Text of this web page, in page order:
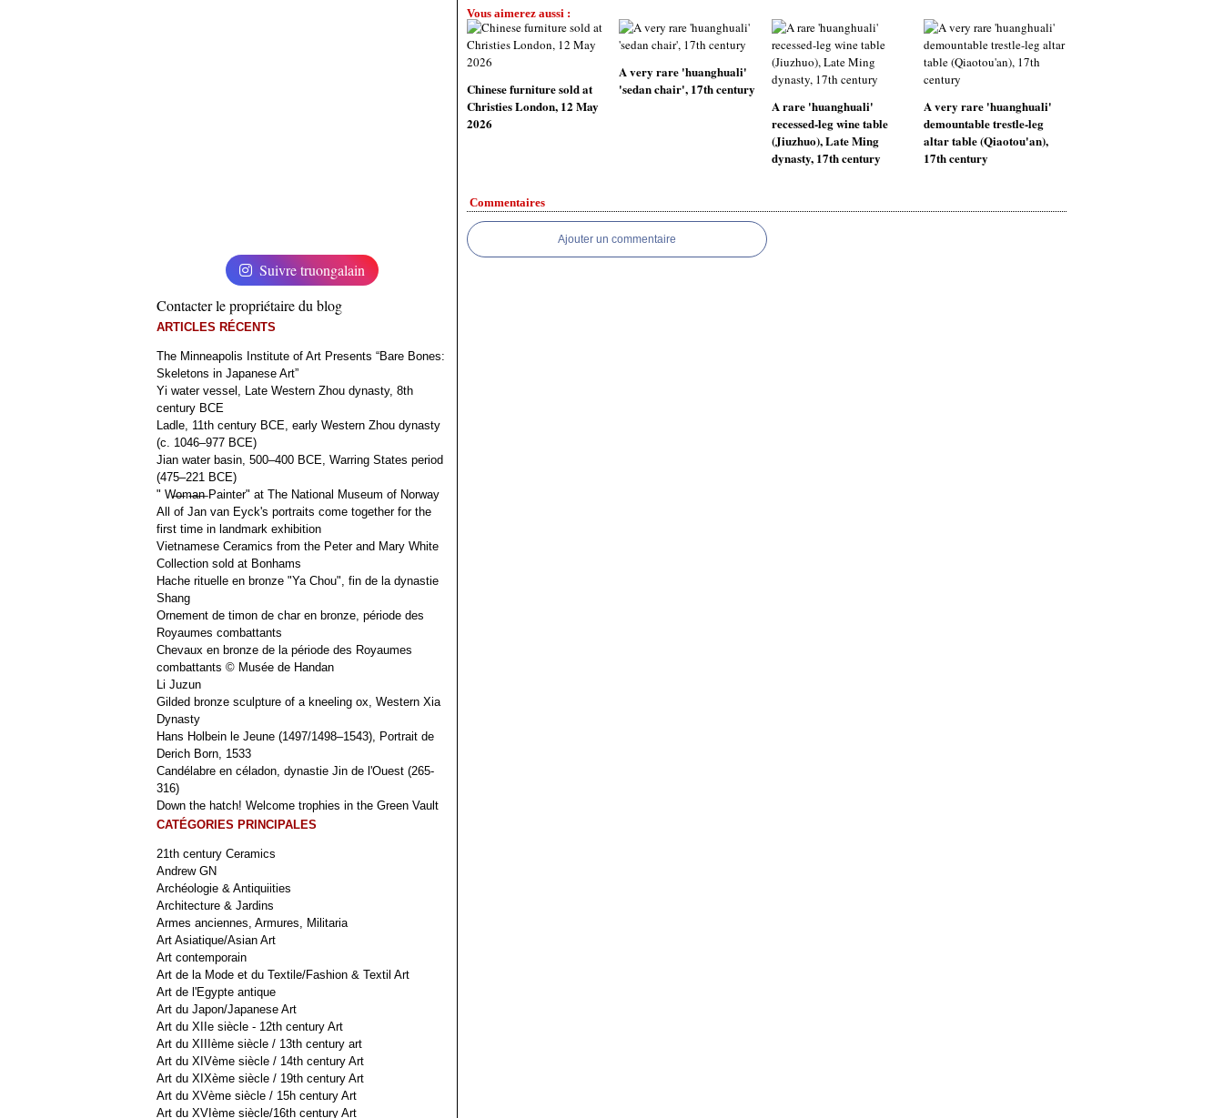
Suivre truongalain
Contacter le propriétaire du blog
ARTICLES RÉCENTS
The Minneapolis Institute of Art Presents “Bare Bones:
Skeletons in Japanese Art”
Yi water vessel, Late Western Zhou dynasty, 8th
century BCE
Ladle, 11th century BCE, early Western Zhou dynasty
(c. 1046–977 BCE)
Jian water basin, 500–400 BCE, Warring States period
(475–221 BCE)
" W̶o̶m̶a̶n̶ Painter" at The National Museum of Norway
All of Jan van Eyck's portraits come together for the
first time in landmark exhibition
Vietnamese Ceramics from the Peter and Mary White
Collection sold at Bonhams
Hache rituelle en bronze "Ya Chou", fin de la dynastie
Shang
Ornement de timon de char en bronze, période des
Royaumes combattants
Chevaux en bronze de la période des Royaumes
combattants © Musée de Handan
Li Juzun
Gilded bronze sculpture of a kneeling ox, Western Xia
Dynasty
Hans Holbein le Jeune (1497/1498–1543), Portrait de
Derich Born, 1533
Candélabre en céladon, dynastie Jin de l'Ouest (265-
316)
Down the hatch! Welcome trophies in the Green Vault
CATÉGORIES PRINCIPALES
21th century Ceramics
Andrew GN
Archéologie & Antiquiities
Architecture & Jardins
Armes anciennes, Armures, Militaria
Art Asiatique/Asian Art
Art contemporain
Art de la Mode et du Textile/Fashion & Textil Art
Art de l'Egypte antique
Art du Japon/Japanese Art
Art du XIIe siècle - 12th century Art
Art du XIIIème siècle / 13th century art
Art du XIVème siècle / 14th century Art
Art du XIXème siècle / 19th century Art
Art du XVème siècle / 15h century Art
Art du XVIème siècle/16th century Art
Vous aimerez aussi :
Chinese furniture sold at
Christies London, 12 May
2026
A very rare 'huanghuali'
'sedan chair', 17th century
A rare 'huanghuali'
recessed-leg wine table
(Jiuzhuo), Late Ming
dynasty, 17th century
A very rare 'huanghuali'
demountable trestle-leg
altar table (Qiaotou'an),
17th century
Commentaires
Ajouter un commentaire